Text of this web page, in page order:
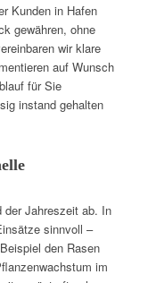
Kunden in Hafen
gewähren, ohne
wir klare
auf Wunsch
für Sie
instand gehalten
der Jahreszeit ab. In
sinnvoll –
den Rasen
im